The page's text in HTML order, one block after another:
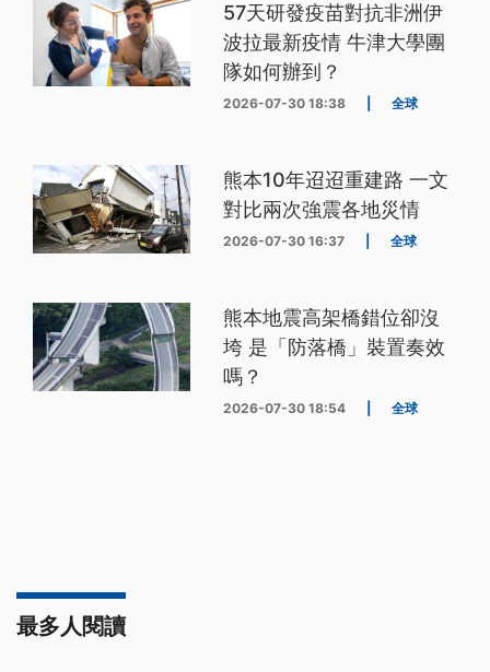
57天研發疫苗對抗非洲伊
波拉最新疫情 牛津大學團
隊如何辦到？
2026-07-30 18:38 全球
熊本10年迢迢重建路 一文
對比兩次強震各地災情
2026-07-30 16:37 全球
熊本地震高架橋錯位卻沒
垮 是「防落橋」裝置奏效
嗎？
2026-07-30 18:54 全球
最多人閱讀